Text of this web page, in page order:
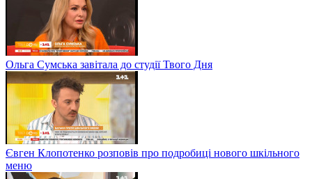
Ольга Сумська завітала до студії Твого Дня
Євген Клопотенко розповів про подробиці нового шкільного
меню